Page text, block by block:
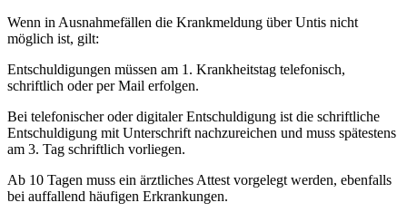
Wenn in Ausnahmefällen die Krankmeldung über Untis nicht
möglich ist, gilt:
Entschuldigungen müssen am 1. Krankheitstag telefonisch,
schriftlich oder per Mail erfolgen.
Bei telefonischer oder digitaler Entschuldigung ist die schriftliche
Entschuldigung mit Unterschrift nachzureichen und muss spätestens
am 3. Tag schriftlich vorliegen.
Ab 10 Tagen muss ein ärztliches Attest vorgelegt werden, ebenfalls
bei auffallend häufigen Erkrankungen.